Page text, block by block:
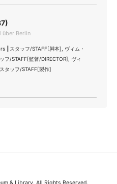
über Berlin
||スタッフ/STAFF[脚本], ヴィム・
フ/STAFF[監督/DIRECTOR], ヴィ
タッフ/STAFF[製作]